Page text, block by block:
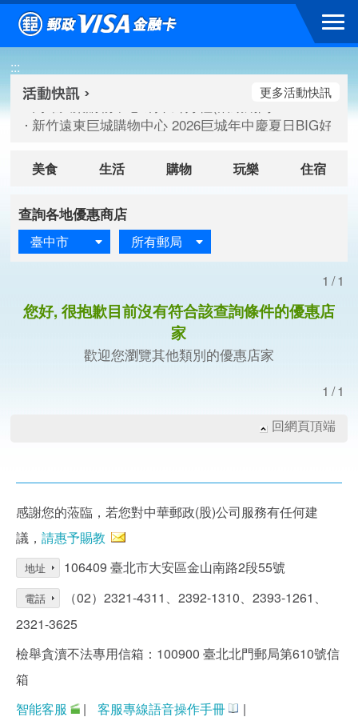
跳到主要內容區塊
:::
高雄大樂購物中心 刷卡郵好禮(活動期間：115/08/07-
臺北三創生活 有點東西第2波 刷卡郵好禮(活動期間：
高雄大樂購物中心 刷卡郵好禮(活動期間：115/08/07-
新竹遠東巨城購物中心 2026巨城年中慶夏日BIG好刷(
更多活動快訊
美食 生活 購物 玩樂 住宿
查詢各地優惠商店
臺中市 所有郵局
1/1
您好, 很抱歉目前沒有符合該查詢條件的優惠店
家
歡迎您瀏覽其他類別的優惠店家
1/1
回網頁頂端
感謝您的蒞臨，若您對中華郵政(股)公司服務有任何建
議， 請惠予賜教
地址 106409 臺北市大安區金山南路2段55號
電話
（02）2321-4311、2392-1310、2393-1261、
2321-3625
檢舉貪瀆不法專用信箱：100900 臺北北門郵局第610號信
箱
智能客服
| 客服專線語音操作手冊 |